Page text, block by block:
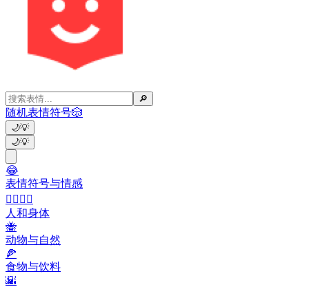
🔎
随机表情符号🎲
🌙💡
🌙💡
😂
表情符号与情感
👩‍❤️‍💋‍👨
人和身体
🐝
动物与自然
🍕
食物与饮料
🌇